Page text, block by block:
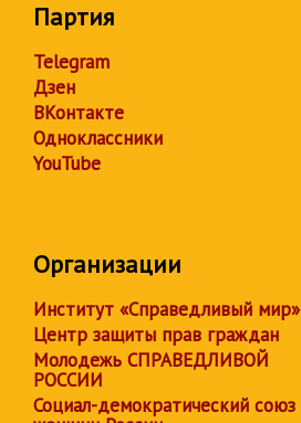
Партия
Telegram
Дзен
ВКонтакте
Одноклассники
YouTube
Организации
Институт «Справедливый мир»
Центр защиты прав граждан
Молодежь СПРАВЕДЛИВОЙ
РОССИИ
Социал-демократический союз